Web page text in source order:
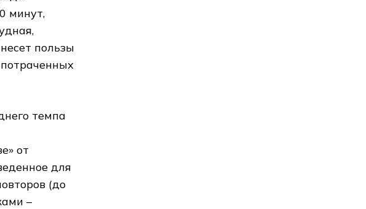
минут,
пользы
темпа
от
для
(до
–